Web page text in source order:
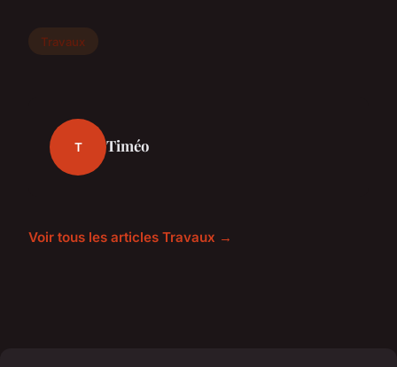
Travaux
T Timéo
Voir tous les articles Travaux →